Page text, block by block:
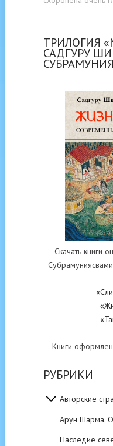
ТРИЛОГИЯ
САДГУРУ
Скачать книги
Книги
РУБРИКИ
Авторские
Арун Шарма.
Наследие